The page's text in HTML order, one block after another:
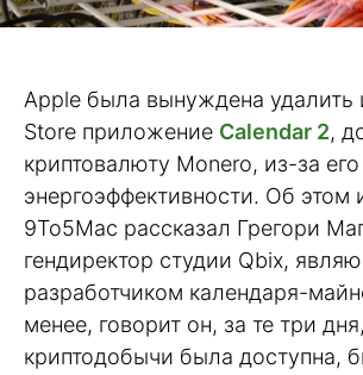
Apple была вынуждена удалить
Store приложение Calendar 2,
криптовалюту Monero, из-за
энергоэффективности. Об этом
9To5Mac рассказал Грегори
гендиректор студии Qbix,
разработчиком календаря-
менее, говорит он, за те три
криптодобычи была доступна,